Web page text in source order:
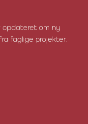
opdateret om ny
faglige projekter.